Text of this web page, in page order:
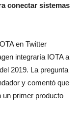
conectar sistemas
en Twitter
integraría IOTA a
2019. La pregunta
y comentó que
un primer producto